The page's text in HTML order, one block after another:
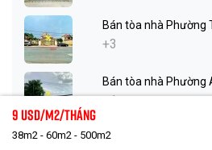
Bán tòa nhà Phường
+3
Bán tòa nhà Phường
+1
Bán tòa nhà Phường
9 Usd/m2/tháng
38m2 - 60m2 - 500m2